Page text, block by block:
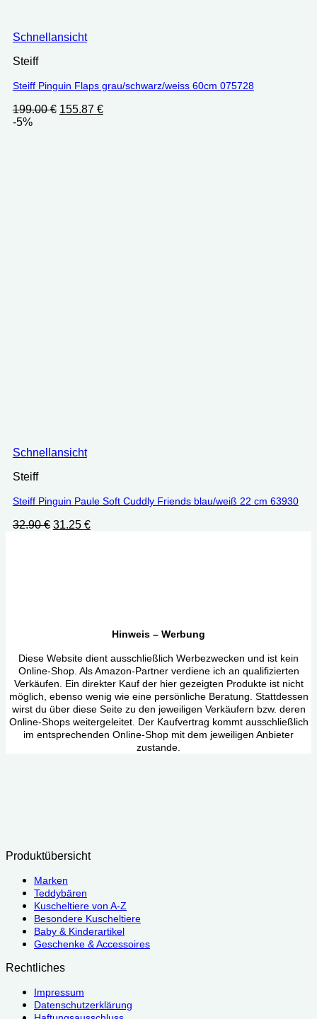
Schnellansicht
Steiff
Steiff Pinguin Flaps grau/schwarz/weiss 60cm 075728
199.00€ Ursprünglicher
155.87 €Aktueller
-5%
Schnellansicht
Steiff
Steiff Pinguin Paule Soft Cuddly Friends blau/weiß 22 cm 63930
32.90€ Ursprünglicher
31.25 €Aktueller
Hinweis – Werbung
Diese Website dient ausschließlich Werbezwecken und ist kein
Online-Shop. Als Amazon-Partner verdiene ich an qualifizierten
Verkäufen. Ein direkter Kauf der hier gezeigten Produkte ist nicht
möglich, ebenso wenig wie eine persönliche Beratung. Stattdessen
wirst du über diese Seite zu den jeweiligen Verkäufern bzw. deren
Online-Shops weitergeleitet. Der Kaufvertrag kommt ausschließlich
im entsprechenden Online-Shop mit dem jeweiligen Anbieter
zustande.
Produktübersicht
Marken
Teddybären
Kuscheltiere von A-Z
Besondere Kuscheltiere
Baby & Kinderartikel
Geschenke & Accessoires
Rechtliches
Impressum
Datenschutzerklärung